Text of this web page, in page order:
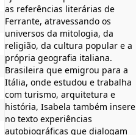
as referências literárias de
Ferrante, atravessando os
universos da mitologia, da
religião, da cultura popular e a
própria geografia italiana.
Brasileira que emigrou para a
Itália, onde estudou e trabalha
com turismo, arquitetura e
história, Isabela também insere
no texto experiências
autobiográficas que dialogam